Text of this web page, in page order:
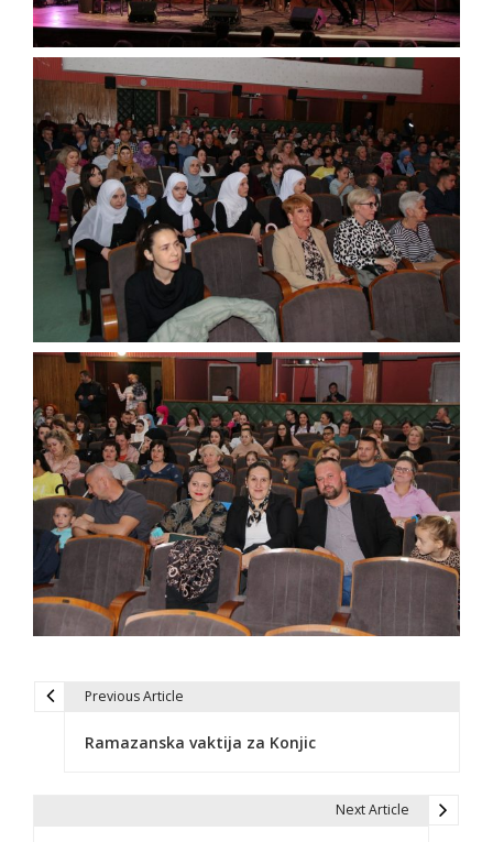
Previous Article
Ramazanska vaktija za Konjic
Next Article